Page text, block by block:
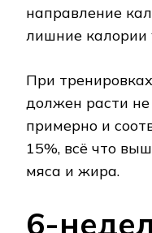
направление
лишние
При
должен расти не
примерно и
15%, всё что
мяса и жира.
6-